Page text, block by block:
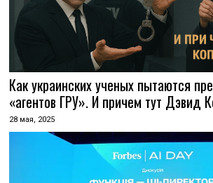
Как украинских ученых пытаются
«агентов ГРУ». И причем тут Дэвид
28 мая, 2025